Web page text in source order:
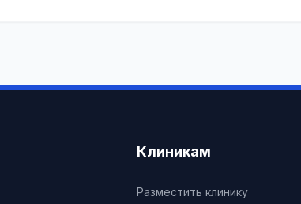
Клиникам
Разместить клинику